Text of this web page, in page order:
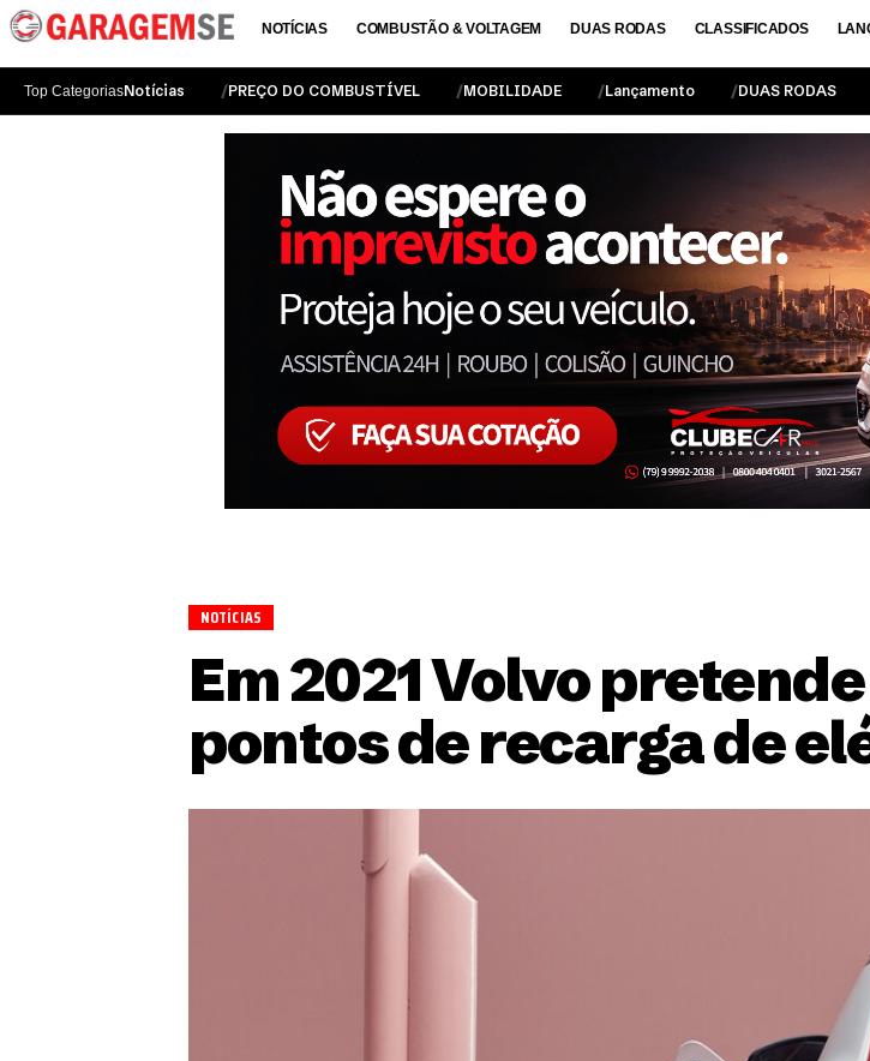
NOTÍCIAS COMBUSTÃO & VOLTAGEM DUAS RODAS CLASSIFICADOS
Top CategoriasNotícias PREÇO DO COMBUSTÍVEL MOBILIDADE Lançamento DUAS RODAS
NOTÍCIAS
Em 2021 Volvo
pontos de recarga de